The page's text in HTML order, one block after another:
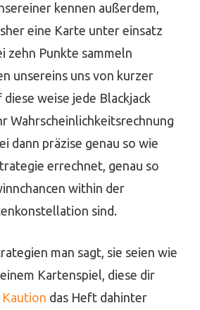
kennen außerdem,
eine Karte unter einsatz
zehn Punkte sammeln
unsereins uns von kurzer
weise jede Blackjack
Wahrscheinlichkeitsrechnung
dann präzise genau so wie
errechnet, genau so
within der
sind.
man sagt, sie seien wie
Kartenspiel, diese dir
Kaution das Heft dahinter